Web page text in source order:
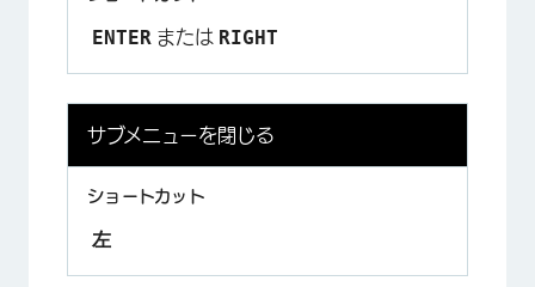
ENTER または RIGHT
サブメニューを閉じる
左